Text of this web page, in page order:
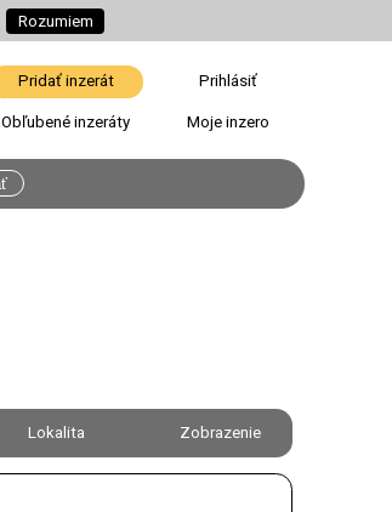
Rozumiem
Pridať inzerát Prihlásiť
Obľubené inzeráty Moje inzero
Lokalita Zobrazenie